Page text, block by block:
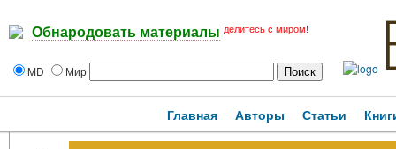
Обнародовать материалы делитесь с миром!
MD Мир
Главная Авторы Статьи